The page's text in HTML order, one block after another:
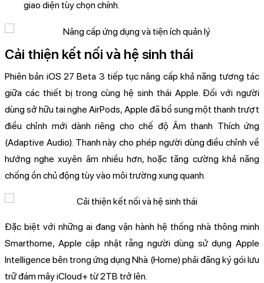
giao diện tùy chọn chính.
Cải thiện kết nối và hệ sinh thái
Phiên bản iOS 27 Beta 3 tiếp tục nâng cấp khả năng tương tác
giữa các thiết bị trong cùng hệ sinh thái Apple. Đối với người
dùng sở hữu tai nghe AirPods, Apple đã bổ sung một thanh trượt
điều chỉnh mới dành riêng cho chế độ Âm thanh Thích ứng
(Adaptive Audio). Thanh này cho phép người dùng điều chỉnh về
hướng nghe xuyên âm nhiều hơn, hoặc tăng cường khả năng
chống ồn chủ động tùy vào môi trường xung quanh.
Đặc biệt với những ai đang vận hành hệ thống nhà thông minh
Smarthome, Apple cập nhật rằng người dùng sử dụng Apple
Intelligence bên trong ứng dụng Nhà (Home) phải đăng ký gói lưu
trữ đám mây iCloud+ từ 2TB trở lên.